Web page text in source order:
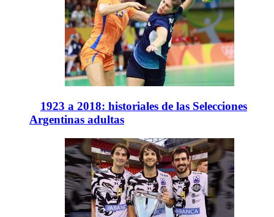
1923 a 2018: historiales de las Selecciones
Argentinas adultas